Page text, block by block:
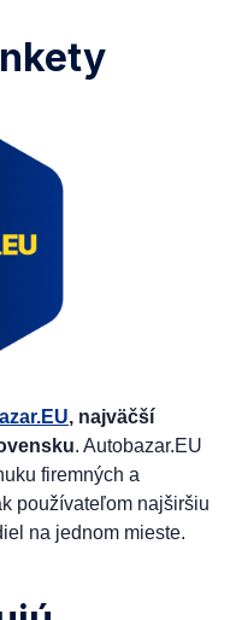
, najväčší
. Autobazar.EU
firemných a
používateľom najširšiu
na jednom mieste.